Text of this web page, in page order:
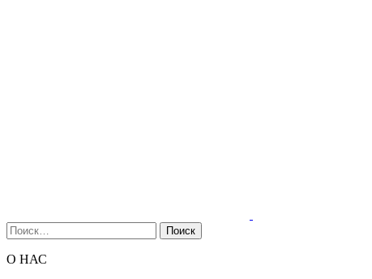
Найти:
О НАС